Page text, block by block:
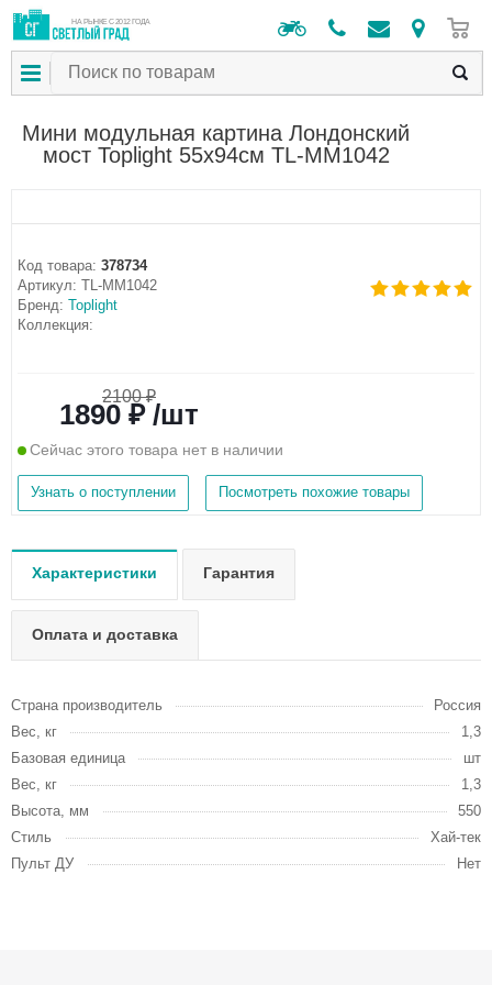
НА РЫНКЕ С 2012 ГОДА
Мини модульная картина Лондонский
мост Toplight 55х94см TL-MM1042
Код товара: 378734
Артикул: TL-MM1042
Бренд: Toplight
Коллекция:
2100 ₽
1890 ₽ /шт
Сейчас этого товара нет в наличии
Узнать о поступлении Посмотреть похожие товары
Характеристики Гарантия
Оплата и доставка
Страна производитель
Россия
Вес, кг
1,3
Базовая единица
шт
Вес, кг
1,3
Высота, мм
550
Стиль
Хай-тек
Пульт ДУ
Нет